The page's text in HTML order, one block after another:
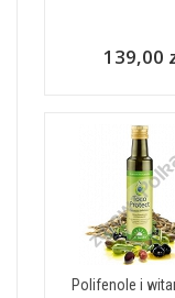
139,00
Polifenole i